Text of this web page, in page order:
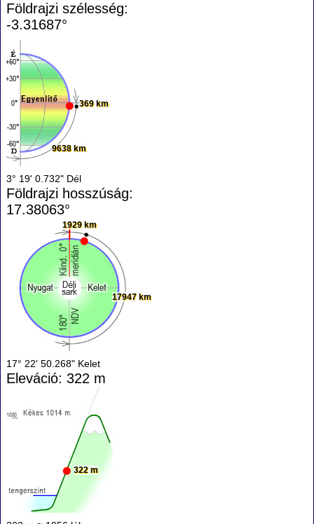
Földrajzi szélesség:
-3.31687°
9638 km
369 km
3° 19' 0.732" Dél
Földrajzi hosszúság:
17.38063°
1929 km
17947 km
17° 22' 50.268" Kelet
Eleváció: 322 m
322 m